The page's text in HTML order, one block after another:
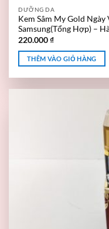
DƯỠNG DA
Kem Sâm My Gold
Samsung(Tổng Hợp) –
220.000₫
THÊM VÀO GIỎ HÀNG